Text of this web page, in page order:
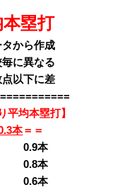
塁打
から作成
に異なる
以下に差
本塁打】
本＝＝
0.9本
0.8本
本